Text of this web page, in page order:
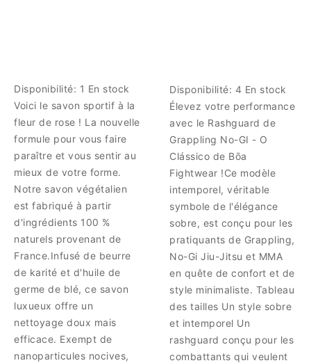
Disponibilité: 1 En stock
Voici le savon sportif à la
fleur de rose ! La nouvelle
formule pour vous faire
paraître et vous sentir au
mieux de votre forme.
Notre savon végétalien
est fabriqué à partir
d'ingrédients 100 %
naturels provenant de
France.Infusé de beurre
de karité et d'huile de
germe de blé, ce savon
luxueux offre un
nettoyage doux mais
efficace. Exempt de
nanoparticules nocives,
Disponibilité: 4 En stock
Élevez votre performance
avec le Rashguard de
Grappling No-GI - O
Clássico de Bōa
Fightwear !Ce modèle
intemporel, véritable
symbole de l'élégance
sobre, est conçu pour les
pratiquants de Grappling,
No-Gi Jiu-Jitsu et MMA
en quête de confort et de
style minimaliste. Tableau
des tailles Un style sobre
et intemporel Un
rashguard conçu pour les
combattants qui veulent